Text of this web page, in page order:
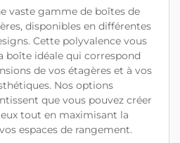
vaste gamme de boîtes de
disponibles en différentes
Cette polyvalence vous
boîte idéale qui correspond
de vos étagères et à vos
Nos options
que vous pouvez créer
tout en maximisant la
espaces de rangement.